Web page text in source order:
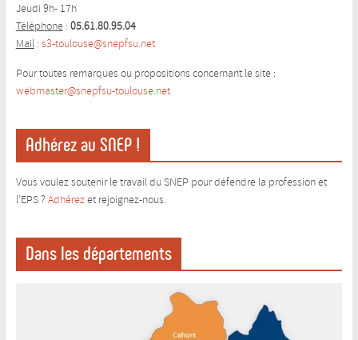
Jeudi 9h- 17h
Téléphone: 05.61.80.95.04
Mail: s3-toulouse@snepfsu.net
Pour toutes remarques ou propositions concernant le site :
webmaster@snepfsu-toulouse.net
Adhérez au SNEP !
Vous voulez soutenir le travail du SNEP pour défendre la profession et
l’EPS ? Adhérezet rejoignez-nous.
Dans les départements